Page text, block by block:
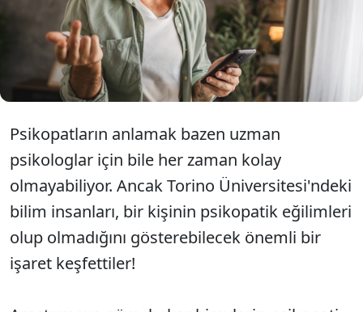
işaretleri barındırması yeterli. Eğer sizde
de bu işaretler varsa psikopat olabilirsiniz
Psikopatların anlamak bazen uzman
psikologlar için bile her zaman kolay
olmayabiliyor. Ancak Torino Üniversitesi'ndeki
bilim insanları, bir kişinin psikopatik eğilimleri
olup olmadığını gösterebilecek önemli bir
işaret keşfettiler!